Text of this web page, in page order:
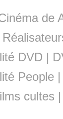
de
DVD |
People
cultes